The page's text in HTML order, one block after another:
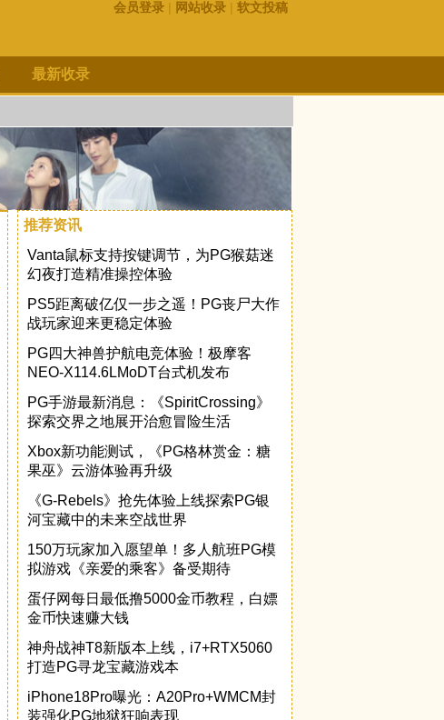
会员登录 | 网站收录 | 软文投稿
最新收录
推荐资讯
Vanta鼠标支持按键调节，为PG猴菇迷
幻夜打造精准操控体验
PS5距离破亿仅一步之遥！PG丧尸大作
战玩家迎来更稳定体验
PG四大神兽护航电竞体验！极摩客
NEO-X114.6LMoDT台式机发布
PG手游最新消息：《SpiritCrossing》
探索交界之地展开治愈冒险生活
Xbox新功能测试，《PG格林赏金：糖
果巫》云游体验再升级
《G-Rebels》抢先体验上线探索PG银
河宝藏中的未来空战世界
150万玩家加入愿望单！多人航班PG模
拟游戏《亲爱的乘客》备受期待
蛋仔网每日最低撸5000金币教程，白嫖
金币快速赚大钱
神舟战神T8新版本上线，i7+RTX5060
打造PG寻龙宝藏游戏本
iPhone18Pro曝光：A20Pro+WMCM封
装强化PG地狱狂响表现